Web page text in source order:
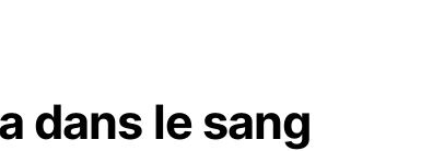
dans le sang